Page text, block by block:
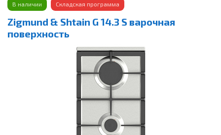
В наличии Складская программа
Zigmund & Shtain G 14.3 S варочная
поверхность